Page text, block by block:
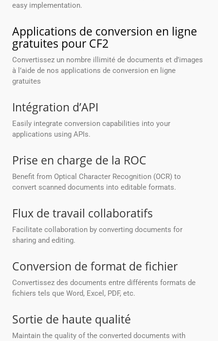
easy implementation.
Applications de conversion en ligne
gratuites pour CF2
Convertissez un nombre illimité de documents et d’images
à l’aide de nos applications de conversion en ligne
gratuites
Intégration d’API
Easily integrate conversion capabilities into your
applications using APIs.
Prise en charge de la ROC
Benefit from Optical Character Recognition (OCR) to
convert scanned documents into editable formats.
Flux de travail collaboratifs
Facilitate collaboration by converting documents for
sharing and editing.
Conversion de format de fichier
Convertissez des documents entre différents formats de
fichiers tels que Word, Excel, PDF, etc.
Sortie de haute qualité
Maintain the quality of the converted documents with